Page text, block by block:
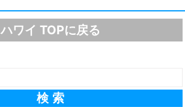
ハワイ TOPに戻る